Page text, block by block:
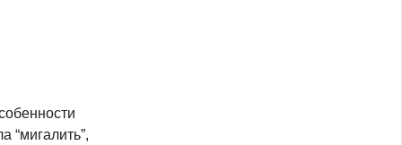
“мигалить”,